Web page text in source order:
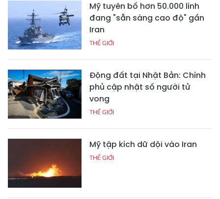
Mỹ tuyên bố hơn 50.000 lính
đang "sẵn sàng cao độ" gần
Iran
THẾ GIỚI
Động đất tại Nhật Bản: Chính
phủ cập nhật số người tử
vong
THẾ GIỚI
Mỹ tập kích dữ dội vào Iran
THẾ GIỚI